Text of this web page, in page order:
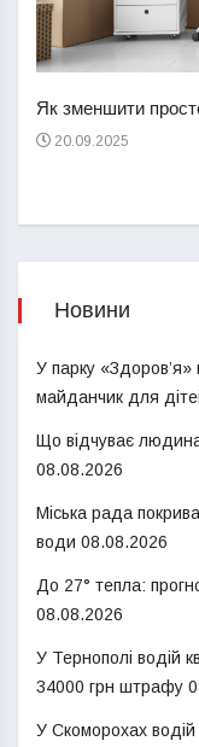
Як зменшити
20.09.2025
Новини
У парку «Здоров’я»
майданчик для
Що відчуває
08.08.2026
Міська рада
води 08.08.2026
До 27° тепла:
08.08.2026
У Тернополі водій
34000 грн штрафу
У Скоморохах водій